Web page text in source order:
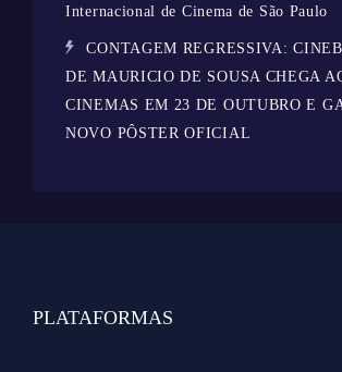
Internacional de Cinema de São Paulo
CONTAGEM REGRESSIVA:
DE MAURICIO DE SOUSA CHEGA
CINEMAS EM 23 DE OUTUBRO E
NOVO PÔSTER OFICIAL
PLATAFORMAS